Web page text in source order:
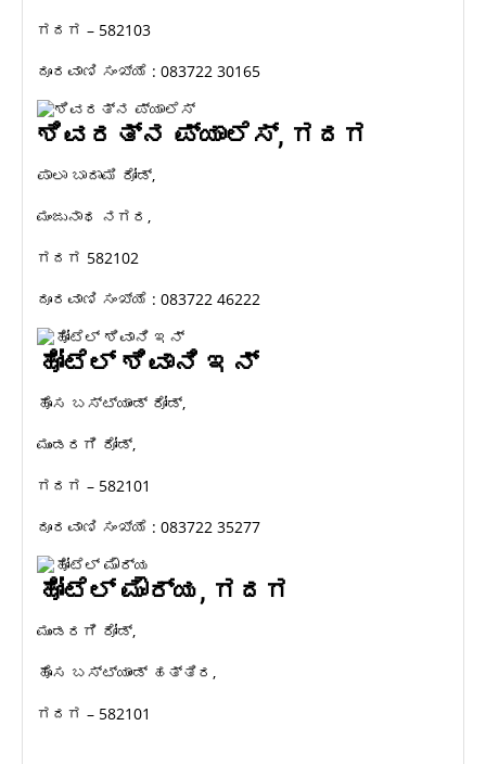
ಗದಗ – 582103
ದೂರವಾಣಿ ಸಂಖ್ಯೆ : 083722 30165
ಶಿವರತ್ನ ಪ್ಯಾಲೆಸ್, ಗದಗ
ಪಾಲಾ ಬಾದಾಮಿ ರೋಡ್,
ಮಂಜುನಾಥ ನಗರ,
ಗದಗ 582102
ದೂರವಾಣಿ ಸಂಖ್ಯೆ : 083722 46222
ಹೋಟೆಲ್ ಶಿವಾನಿ ಇನ್
ಹೊಸ ಬಸ್ಟ್ಯಾಂಡ್ ರೋಡ್,
ಮುಂಡರಗಿ ರೋಡ್,
ಗದಗ – 582101
ದೂರವಾಣಿ ಸಂಖ್ಯೆ : 083722 35277
ಹೋಟೆಲ್ ಮೌರ್ಯ, ಗದಗ
ಮುಂಡರಗಿ ರೋಡ್,
ಹೊಸ ಬಸ್ಟ್ಯಾಂಡ್ ಹತ್ತಿರ,
ಗದಗ – 582101